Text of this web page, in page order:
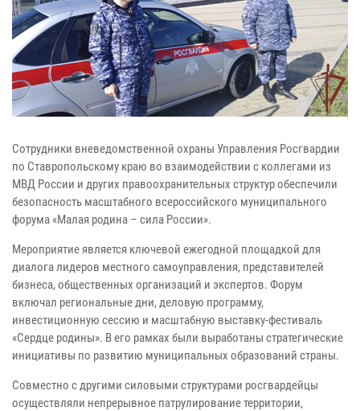
Сотрудники вневедомственной охраны Управления Росгвардии
по Ставропольскому краю во взаимодействии с коллегами из
МВД России и других правоохранительных структур обеспечили
безопасность масштабного всероссийского муниципального
форума «Малая родина – сила России».
Мероприятие является ключевой ежегодной площадкой для
диалога лидеров местного самоуправления, представителей
бизнеса, общественных организаций и экспертов. Форум
включал региональные дни, деловую программу,
инвестиционную сессию и масштабную выставку-фестиваль
«Сердце родины». В его рамках были выработаны стратегические
инициативы по развитию муниципальных образований страны.
Совместно с другими силовыми структурами росгвардейцы
осуществляли непрерывное патрулирование территории,